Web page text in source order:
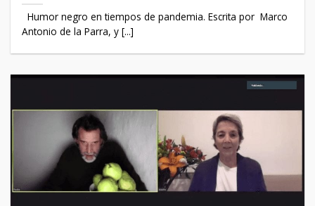
Humor negro en tiempos de pandemia. Escrita por Marco
Antonio de la Parra, y [...]